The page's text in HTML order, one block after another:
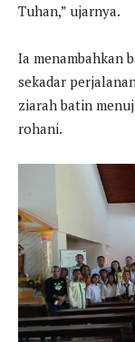
Tuhan,” ujarnya.
Ia menambahkan
sekadar
ziarah batin
rohani.